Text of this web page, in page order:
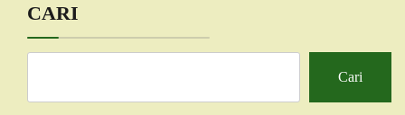
CARI
Cari